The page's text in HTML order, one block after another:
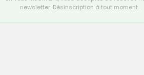
newsletter. Désinscription à tout moment.